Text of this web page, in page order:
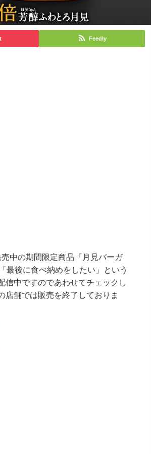
Feedly
中の期間限定商品『月見バーガ
最後に食べ納めをしたい」という
中ですのであわせてチェックし
舗では販売を終了しておりま